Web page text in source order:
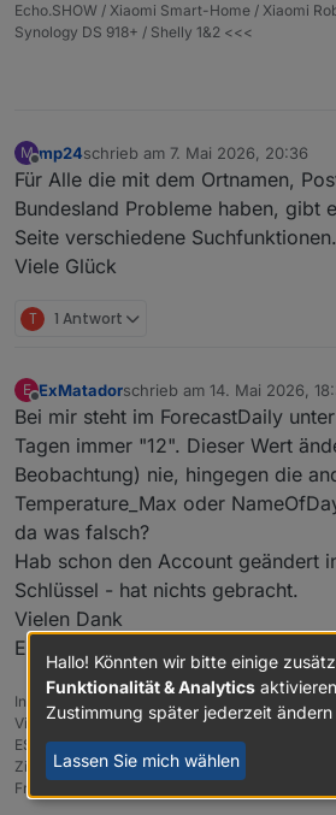
Echo.SHOW / Xiaomi Smart-Home / Xiaomi
Synology DS 918+ / Shelly 1&2 <<<
M
Offline
mp24schrieb am 7. Mai 2026, 20:36
zuletzt editiert von
Für Alle die mit dem Ortnamen,
Bundesland Probleme haben, gibt
Seite verschiedene Suchfunktionen.
Viele Glück
T 1 Antwort
E
Offline
ExMatadorschrieb am 14. Mai 2026,
zuletzt editiert von
Bei mir steht im ForecastDaily
Tagen immer "12". Dieser Wert
Beobachtung) nie, hingegen die
Temperature_Max oder
da was falsch?
Hab schon den Account geändert
Schlüssel - hat nichts gebracht.
Vielen Dank
ExMatador
Intel(R) Core(TM) i7 | 32GB | 1TB SSD
Virtualization: wsl2 | Ubuntu 22.04 | Docker
ESPeasy | ESP8266 | ESP32 | ESP32CAM
Zigbee | Coral | Lupus XT2 | Ender 3 S1 Pro
Frigate | Influx | Grafana | GPX-Tracking | usw.
Hallo! Könnten wir bitte einige
Funktionalität & Analytics
Zustimmung später jederzeit
Lassen Sie mich wählen